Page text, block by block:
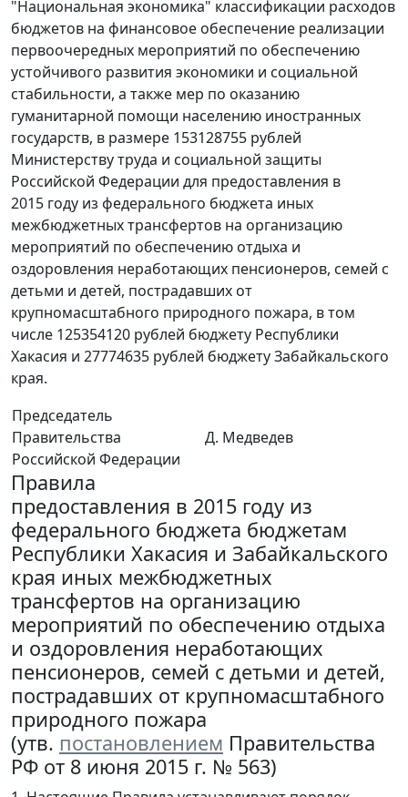
"Национальная экономика" классификации расходов
бюджетов на финансовое обеспечение реализации
первоочередных мероприятий по обеспечению
устойчивого развития экономики и социальной
стабильности, а также мер по оказанию
гуманитарной помощи населению иностранных
государств, в размере 153128755 рублей
Министерству труда и социальной защиты
Российской Федерации для предоставления в
2015 году из федерального бюджета иных
межбюджетных трансфертов на организацию
мероприятий по обеспечению отдыха и
оздоровления неработающих пенсионеров, семей с
детьми и детей, пострадавших от
крупномасштабного природного пожара, в том
числе 125354120 рублей бюджету Республики
Хакасия и 27774635 рублей бюджету Забайкальского
края.
Председатель
Правительства
Российской Федерации
Д. Медведев
Правила
предоставления в 2015 году из
федерального бюджета бюджетам
Республики Хакасия и Забайкальского
края иных межбюджетных
трансфертов на организацию
мероприятий по обеспечению отдыха
и оздоровления неработающих
пенсионеров, семей с детьми и детей,
пострадавших от крупномасштабного
природного пожара
(утв. постановлением Правительства
РФ от 8 июня 2015 г. № 563)